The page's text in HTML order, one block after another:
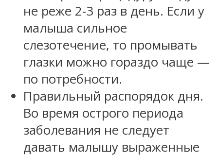
не реже 2-3 раз в день. Если у
малыша сильное
слезотечение, то промывать
глазки можно гораздо чаще —
по потребности.
Правильный распорядок дня.
Во время острого периода
заболевания не следует
давать малышу выраженные